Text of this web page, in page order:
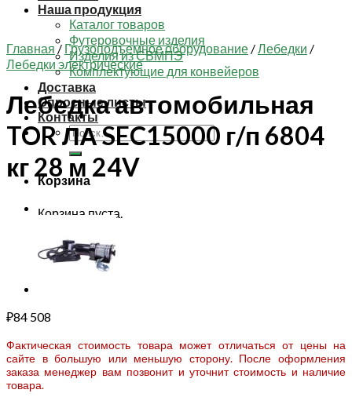
Наша продукция
Каталог товаров
Футеровочные изделия
Изделия из СВМПЭ
Комплектующие для конвейеров
Доставка
Опросные листы
Контакты
Искать:
Корзина
Корзина пуста.
Главная / Грузоподъемное оборудование /Лебедки /
Лебедки электрические
Лебедка автомобильная
TOR ЛА SEC15000 г/п 6804
кг 28 м 24V
₽84 508
Фактическая стоимость товара может отличаться от цены на
сайте в большую или меньшую сторону. После оформления
заказа менеджер вам позвонит и уточнит стоимость и наличие
товара.